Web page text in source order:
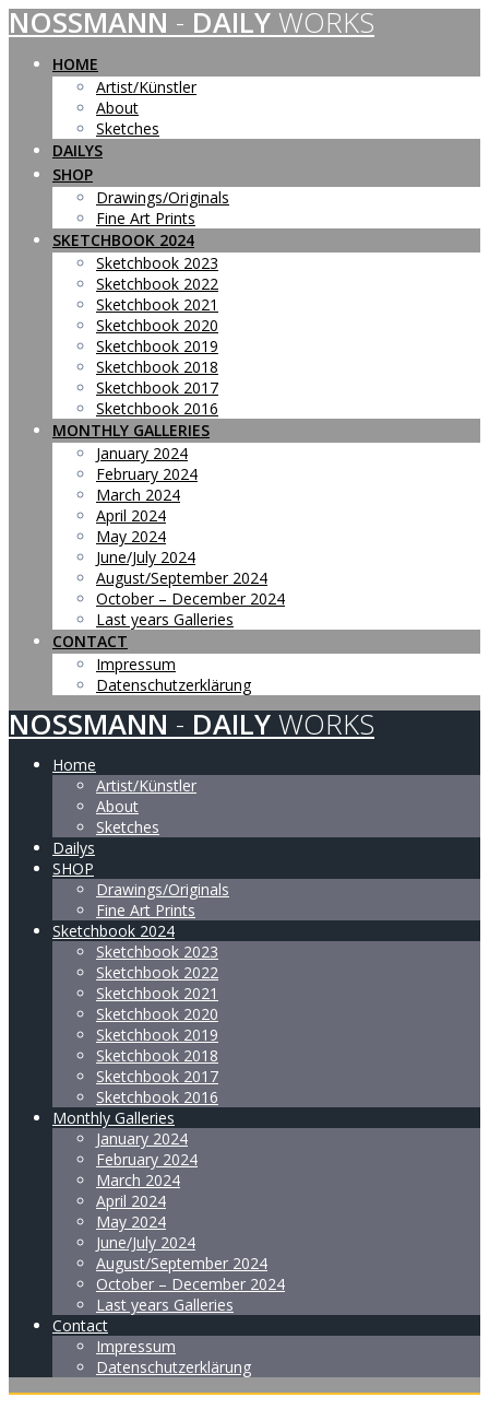
Skip
to
content
NOSSMANN - DAILY WORKS
HOME
Artist/Künstler
About
Sketches
DAILYS
SHOP
Drawings/Originals
Fine Art Prints
SKETCHBOOK 2024
Sketchbook 2023
Sketchbook 2022
Sketchbook 2021
Sketchbook 2020
Sketchbook 2019
Sketchbook 2018
Sketchbook 2017
Sketchbook 2016
MONTHLY GALLERIES
January 2024
February 2024
March 2024
April 2024
May 2024
June/July 2024
August/September 2024
October – December 2024
Last years Galleries
CONTACT
Impressum
Datenschutzerklärung
NOSSMANN - DAILY WORKS
Home
Artist/Künstler
About
Sketches
Dailys
SHOP
Drawings/Originals
Fine Art Prints
Sketchbook 2024
Sketchbook 2023
Sketchbook 2022
Sketchbook 2021
Sketchbook 2020
Sketchbook 2019
Sketchbook 2018
Sketchbook 2017
Sketchbook 2016
Monthly Galleries
January 2024
February 2024
March 2024
April 2024
May 2024
June/July 2024
August/September 2024
October – December 2024
Last years Galleries
Contact
Impressum
Datenschutzerklärung